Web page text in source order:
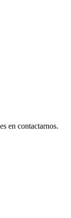
en contactarnos.